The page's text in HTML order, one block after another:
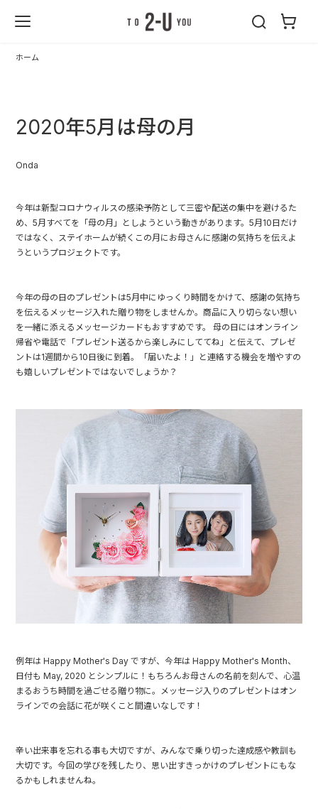
ホーム
2020年5月は母の月
Onda
今年は新型コロナウィルスの感染予防として三密や配送の集中を避けるた
め、5月すべてを「母の月」としようという動きがあります。5月10日だけ
ではなく、ステイホームが続くこの月にお母さんに感謝の気持ちを伝えよ
うというプロジェクトです。
今年の母の日のプレゼントは5月中にゆっくり時間をかけて、感謝の気持ち
を伝えるメッセージ入れた贈り物をしませんか。商品に入り切らない想い
を一緒に添えるメッセージカードもおすすめです。 母の日にはオンライン
帰省や電話で「プレゼント送るから楽しみにしててね」と伝えて、プレゼ
ントは1週間から10日後に到着。「届いたよ！」と連絡する機会を増やすの
も嬉しいプレゼントではないでしょうか？
例年は Happy Mother's Day ですが、今年は Happy Mother's Month、
日付も May, 2020 とシンプルに！もちろんお母さんの名前を刻んで、心温
まるおうち時間を過ごせる贈り物に。メッセージ入りのプレゼントはオン
ラインでの会話に花が咲くこと間違いなしです！
辛い出来事を忘れる事も大切ですが、みんなで乗り切った達成感や教訓も
大切です。今回の学びを残したり、思い出すきっかけのプレゼントにもな
るかもしれませんね。